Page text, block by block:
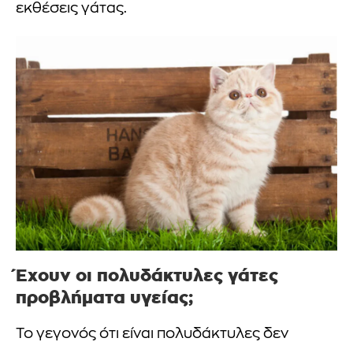
εκθέσεις γάτας.
Έχουν οι πολυδάκτυλες γάτες
προβλήματα υγείας;
Το γεγονός ότι είναι πολυδάκτυλες δεν